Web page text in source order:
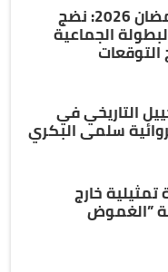
”نون النسوة” في رمضان 2026: نضج
الجماعية
التوقعات
التاريخي في
سلمى البكري
خارج
”الغموض